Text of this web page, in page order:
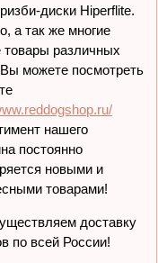
диски Hiperflite.
а так же многие
товары различных
можете посмотреть
нашего
постоянно
новыми и
товарами!
доставку
по всей России!